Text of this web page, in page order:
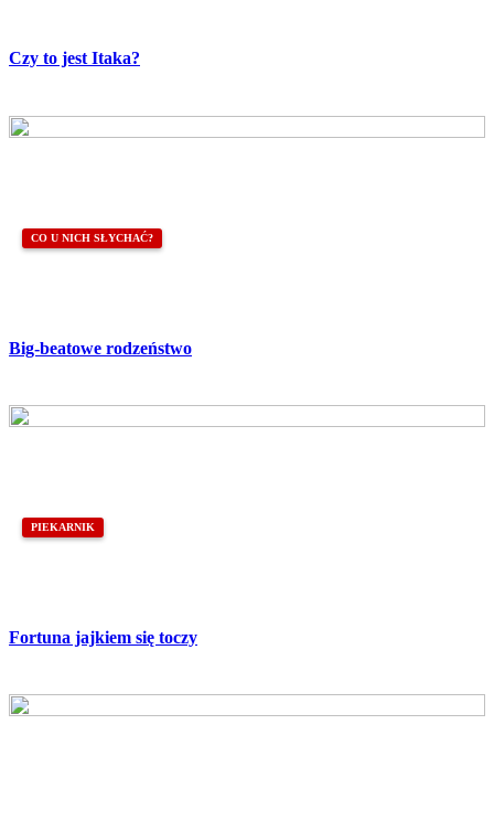
Czy to jest Itaka?
CO U NICH SŁYCHAĆ?
Big-beatowe rodzeństwo
PIEKARNIK
Fortuna jajkiem się toczy